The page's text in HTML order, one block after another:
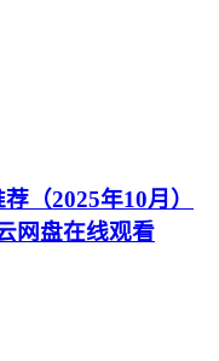
（2025年10月）
网盘在线观看